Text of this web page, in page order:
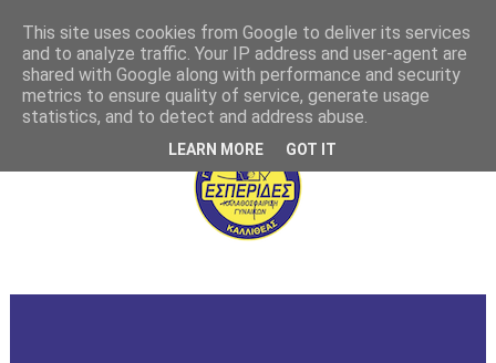
This site uses cookies from Google to deliver its services
and to analyze traffic. Your IP address and user-agent are
shared with Google along with performance and security
metrics to ensure quality of service, generate usage
statistics, and to detect and address abuse.
LEARN MORE GOT IT